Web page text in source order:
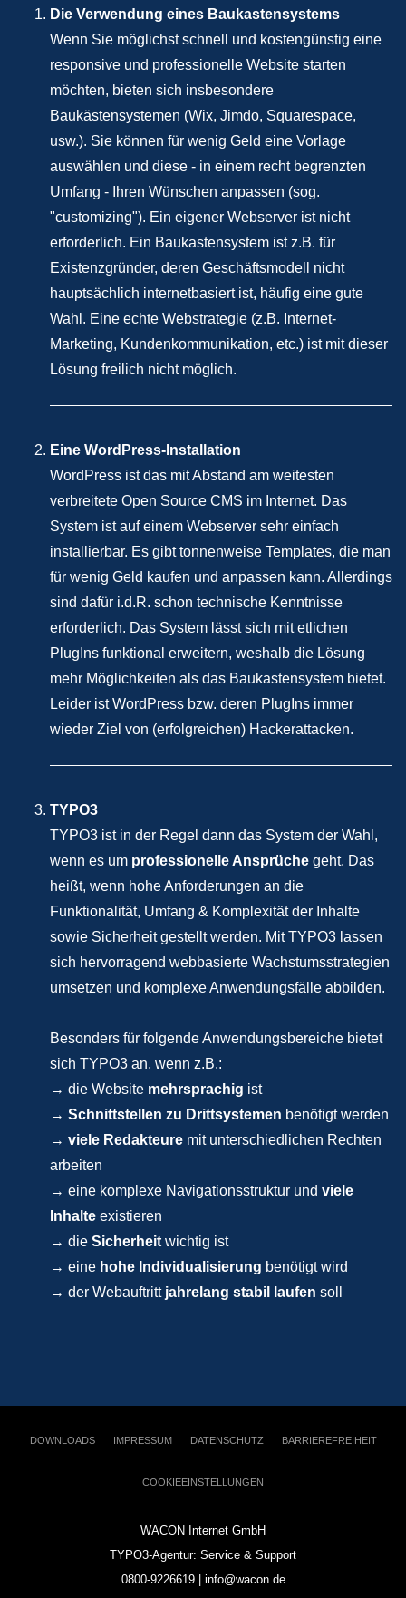
Die Verwendung eines Baukastensystems
Wenn Sie möglichst schnell und kostengünstig eine
responsive und professionelle Website starten
möchten, bieten sich insbesondere
Baukästensystemen (Wix, Jimdo, Squarespace,
usw.). Sie können für wenig Geld eine Vorlage
auswählen und diese - in einem recht begrenzten
Umfang - Ihren Wünschen anpassen (sog.
"customizing"). Ein eigener Webserver ist nicht
erforderlich. Ein Baukastensystem ist z.B. für
Existenzgründer, deren Geschäftsmodell nicht
hauptsächlich internetbasiert ist, häufig eine gute
Wahl. Eine echte Webstrategie (z.B. Internet-
Marketing, Kundenkommunikation, etc.) ist mit dieser
Lösung freilich nicht möglich.
Eine WordPress-Installation
WordPress ist das mit Abstand am weitesten
verbreitete Open Source CMS im Internet. Das
System ist auf einem Webserver sehr einfach
installierbar. Es gibt tonnenweise Templates, die man
für wenig Geld kaufen und anpassen kann. Allerdings
sind dafür i.d.R. schon technische Kenntnisse
erforderlich. Das System lässt sich mit etlichen
PlugIns funktional erweitern, weshalb die Lösung
mehr Möglichkeiten als das Baukastensystem bietet.
Leider ist WordPress bzw. deren PlugIns immer
wieder Ziel von (erfolgreichen) Hackerattacken.
TYPO3
TYPO3 ist in der Regel dann das System der Wahl,
wenn es um professionelle Ansprüche geht. Das
heißt, wenn hohe Anforderungen an die
Funktionalität, Umfang & Komplexität der Inhalte
sowie Sicherheit gestellt werden. Mit TYPO3 lassen
sich hervorragend webbasierte Wachstumsstrategien
umsetzen und komplexe Anwendungsfälle abbilden.
Besonders für folgende Anwendungsbereiche bietet
sich TYPO3 an, wenn z.B.:
→ die Website mehrsprachig ist
→ Schnittstellen zu Drittsystemen benötigt werden
→ viele Redakteure mit unterschiedlichen Rechten
arbeiten
→ eine komplexe Navigationsstruktur und viele
Inhalte existieren
→ die Sicherheit wichtig ist
→ eine hohe Individualisierung benötigt wird
→ der Webauftritt jahrelang stabil laufen soll
DOWNLOADS IMPRESSUM DATENSCHUTZ BARRIEREFREIHEIT
COOKIEEINSTELLUNGEN
WACON Internet GmbH
TYPO3-Agentur: Service & Support
0800-9226619 | info@wacon.de